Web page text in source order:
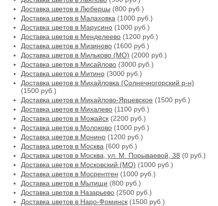
Доставка цветов в Люберцы (800 руб.)
Доставка цветов в Малаховка (1000 руб.)
Доставка цветов в Марусино (1000 руб.)
Доставка цветов в Менделеево (1200 руб.)
Доставка цветов в Мизиново (1600 руб.)
Доставка цветов в Мильково (МО) (2000 руб.)
Доставка цветов в Мисайлово (3000 руб.)
Доставка цветов в Митино (3000 руб.)
Доставка цветов в Михайловка (Солнечногорский р-н)
(1500 руб.)
Доставка цветов в Михайлово-Ярцевское (1500 руб.)
Доставка цветов в Михалево (1100 руб.)
Доставка цветов в Можайск (2200 руб.)
Доставка цветов в Молоково (1000 руб.)
Доставка цветов в Монино (1200 руб.)
Доставка цветов в Москва (600 руб.)
Доставка цветов в Москва, ул. М. Порываевой, 38 (0 руб.)
Доставка цветов в Московский (МО) (1000 руб.)
Доставка цветов в Мосрентген (1000 руб.)
Доставка цветов в Мытищи (800 руб.)
Доставка цветов в Назарьево (2500 руб.)
Доставка цветов в Наро-Фоминск (1500 руб.)